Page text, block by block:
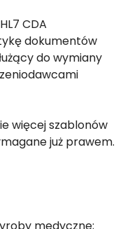
CDA
dokumentów
do wymiany
więcej szablonów
już prawem.